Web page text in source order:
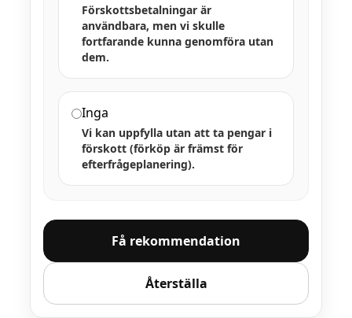
Förskottsbetalningar är
användbara, men vi skulle
fortfarande kunna genomföra utan
dem.
Inga
Vi kan uppfylla utan att ta pengar i
förskott (förköp är främst för
efterfrågeplanering).
Få rekommendation
Återställa